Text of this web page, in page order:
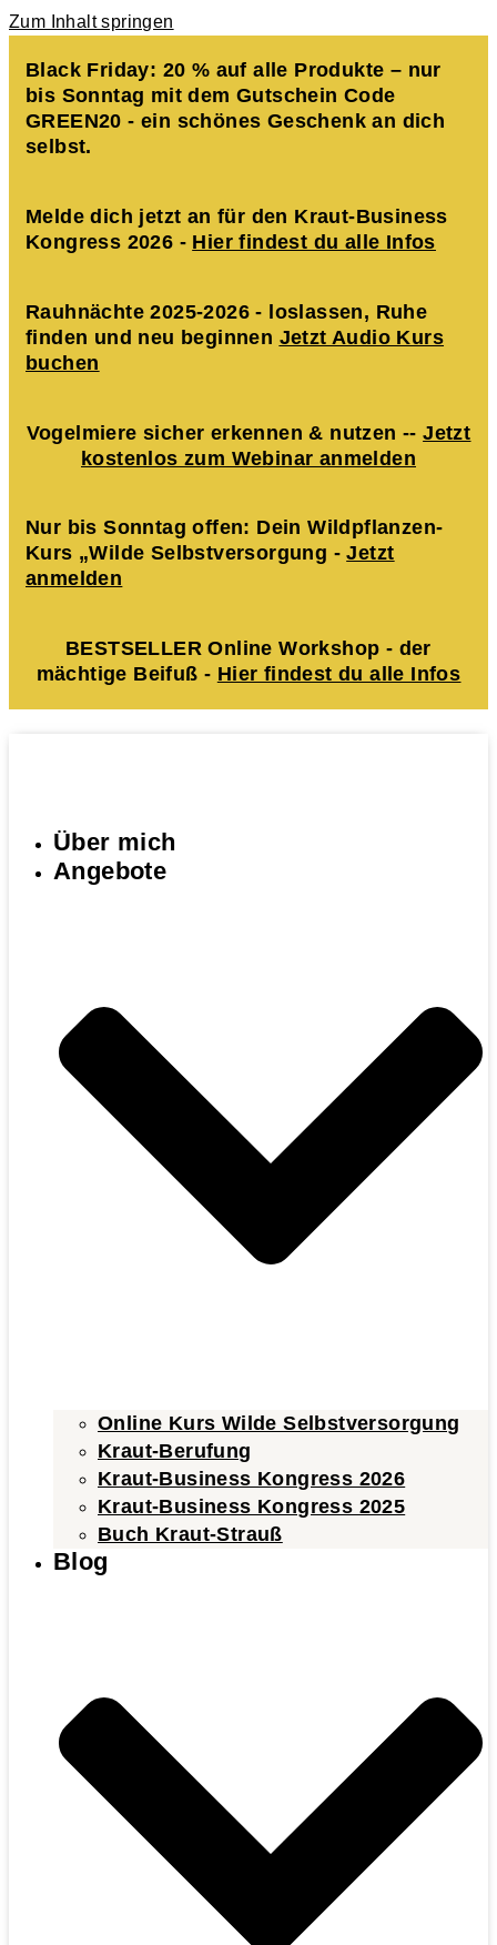
Zum Inhalt springen
Black Friday: 20 % auf alle Produkte – nur
bis Sonntag mit dem Gutschein Code
GREEN20 - ein schönes Geschenk an dich
selbst.
Melde dich jetzt an für den Kraut-Business
Kongress 2026 - Hier findest du alle Infos
Rauhnächte 2025-2026 - loslassen, Ruhe
finden und neu beginnen Jetzt Audio Kurs
buchen
Vogelmiere sicher erkennen & nutzen --Jetzt
kostenlos zum Webinar anmelden
Nur bis Sonntag offen: Dein Wildpflanzen-
Kurs „Wilde Selbstversorgung -Jetzt
anmelden
BESTSELLER Online Workshop - der
mächtige Beifuß - Hier findest du alle Infos
Über mich
Angebote
Online Kurs Wilde Selbstversorgung
Kraut-Berufung
Kraut-Business Kongress 2026
Kraut-Business Kongress 2025
Buch Kraut-Strauß
Blog